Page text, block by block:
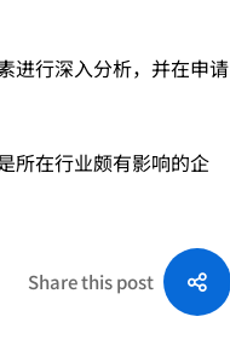
进行深入分析，并在申请
所在行业颇有影响的企
Share this post